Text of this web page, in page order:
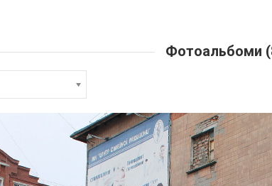
Фотоальбоми